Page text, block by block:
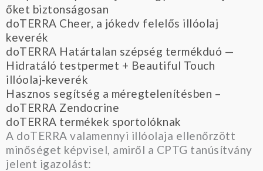
őket biztonságosan
doTERRA Cheer, a jókedv felelős illóolaj
keverék
doTERRA Határtalan szépség termékduó —
Hidratáló testpermet + Beautiful Touch
illóolaj‑keverék
Hasznos segítség a méregtelenítésben –
doTERRA Zendocrine
doTERRA termékek sportolóknak
A doTERRA valamennyi illóolaja ellenőrzött
minőséget képvisel, amiről a CPTG tanúsítvány
jelent igazolást: